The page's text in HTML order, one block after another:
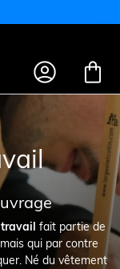
 
fait partie de
qui par contre
Né du vêtement